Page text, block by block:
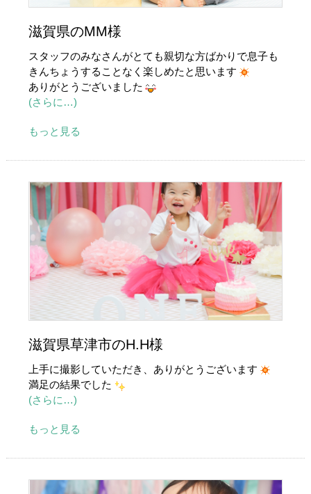
滋賀県のMM様
スタッフのみなさんがとても親切な方ばかりで息子も
きんちょうすることなく楽しめたと思います
ありがとうございました
(さらに…)
もっと見る
滋賀県草津市のH.H様
上手に撮影していただき、ありがとうございます
満足の結果でした
(さらに…)
もっと見る